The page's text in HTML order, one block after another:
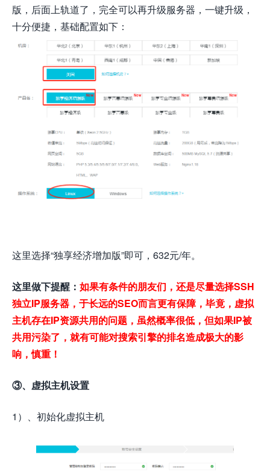
版，后面上轨道了，完全可以再升级服务器，一键升级，
十分便捷，基础配置如下：
这里选择“独享经济增加版”即可，632元/年。
这里做下提醒： 如果有条件的朋友们，还是尽量选择SSH
独立IP服务器，于长远的SEO而言更有保障，毕竟，虚拟
主机存在IP资源共用的问题，虽然概率很低，但如果IP被
共用污染了，就有可能对搜索引擎的排名造成极大的影
响，慎重！
③、虚拟主机设置
1）、初始化虚拟主机